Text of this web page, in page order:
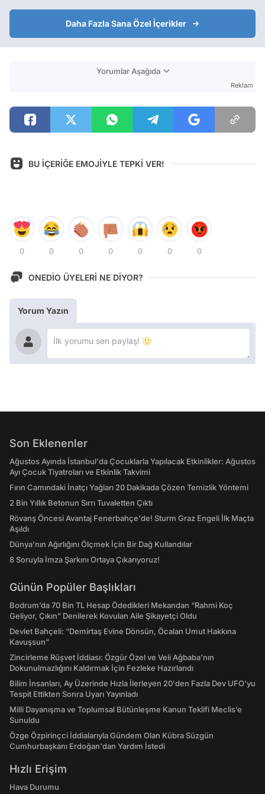
Daha Fazla Sana Özel İçerikler
Yorumlar Aşağıda
Reklam
BU İÇERİĞE EMOJİYLE TEPKİ VER!
0 0 0 0 0 0 0
ONEDİO ÜYELERİ NE DİYOR?
Yorum Yazın
Son Eklenenler
Ağustos Ayında İstanbul'da Çocuklarla Yapılacak Etkinlikler: Ağustos
Ayı Çocuk Tiyatroları ve Etkinlik Takvimi
Fırın Camındaki İnatçı Yağları 20 Dakikada Çözen Temizlik Yöntemi
2 Bin Yıllık Betonun Sırrı Tuvaletten Çıktı
Rövanş Öncesi Avantaj Fenerbahçe'de! Sturm Graz Engeli İlk Maçta
Aşıldı
Dünya’nın Ağırlığını Ölçmek İçin Bir Dağ Kullandılar
8 Soruyla İmza Şarkını Ortaya Çıkarıyoruz!
Günün Popüler Başlıkları
Bodrum’da 70 Bin TL Hesap Ödedikleri Mekandan “Rahmi Koç
Geliyor, Çıkın” Denilerek Kovulan Aile Şikayetçi Oldu
Devlet Bahçeli: “Demirtaş Evine Dönsün, Öcalan Umut Hakkına
Kavuşsun”
Zincirleme Rüşvet İddiası: Özgür Özel ve Veli Ağbaba’nın
Dokunulmazlığını Kaldırmak İçin Fezleke Hazırlandı
Bilim İnsanları, Ay Üzerinde Hızla İlerleyen 20'den Fazla Dev UFO'yu
Tespit Ettikten Sonra Uyarı Yayınladı
Milli Dayanışma ve Toplumsal Bütünleşme Kanun Teklifi Meclis’e
Sunuldu
Özge Özpirinçci İddialarıyla Gündem Olan Kübra Süzgün
Cumhurbaşkanı Erdoğan'dan Yardım İstedi
Hızlı Erişim
Hava Durumu